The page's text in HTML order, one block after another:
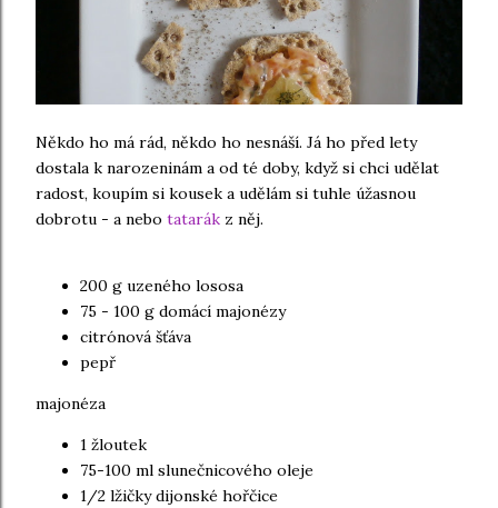
Někdo ho má rád, někdo ho nesnáší. Já ho před lety
dostala k narozeninám a od té doby, když si chci udělat
radost, koupím si kousek a udělám si tuhle úžasnou
dobrotu - a nebo tatarák z něj.
200 g uzeného lososa
75 - 100 g domácí majonézy
citrónová šťáva
pepř
majonéza
1 žloutek
75-100 ml slunečnicového oleje
1/2 lžičky dijonské hořčice